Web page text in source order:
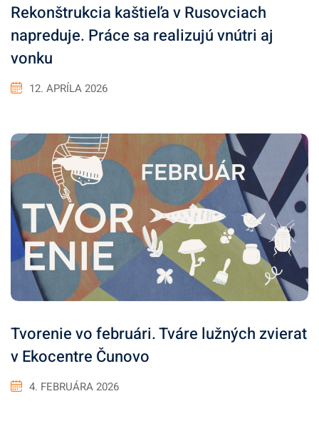
Rekonštrukcia kaštieľa v Rusovciach
napreduje. Práce sa realizujú vnútri aj
vonku
12. APRÍLA 2026
Tvorenie vo februári. Tváre lužných zvierat
v Ekocentre Čunovo
4. FEBRUÁRA 2026